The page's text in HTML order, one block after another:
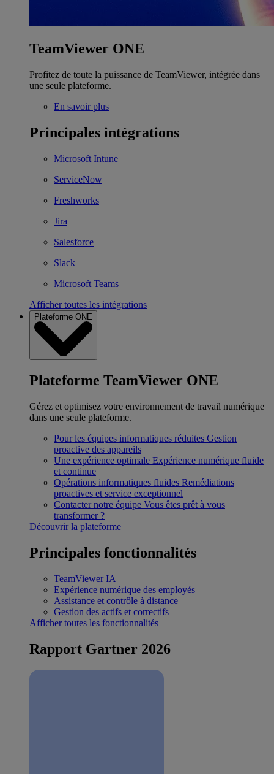
TeamViewer ONE
Profitez de toute la puissance de TeamViewer, intégrée dans
une seule plateforme.
En savoir plus
Principales intégrations
Microsoft Intune
ServiceNow
Freshworks
Jira
Salesforce
Slack
Microsoft Teams
Afficher toutes les intégrations
Plateforme ONE
Plateforme TeamViewer ONE
Gérez et optimisez votre environnement de travail numérique
dans une seule plateforme.
Pour les équipes informatiques réduites Gestion
proactive des appareils
Une expérience optimale Expérience numérique fluide
et continue
Opérations informatiques fluides Remédiations
proactives et service exceptionnel
Contacter notre équipe Vous êtes prêt à vous
transformer ?
Découvrir la plateforme
Principales fonctionnalités
TeamViewer IA
Expérience numérique des employés
Assistance et contrôle à distance
Gestion des actifs et correctifs
Afficher toutes les fonctionnalités
Rapport Gartner 2026